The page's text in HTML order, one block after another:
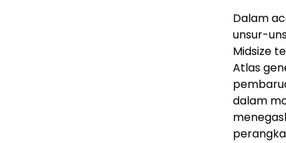
Dalam
unsur-
Midsize
Atlas
dalam